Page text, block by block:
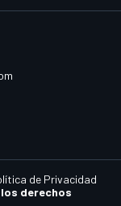
derechos
de Privacidad